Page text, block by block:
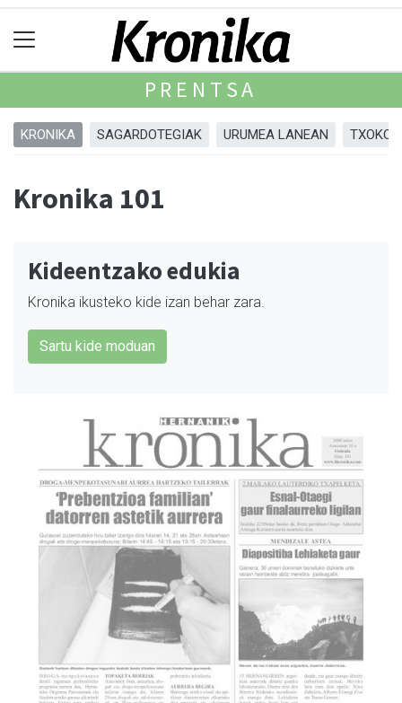
PRENTSA
KRONIKA SAGARDOTEGIAK URUMEA LANEAN
Kronika 101
Kideentzako edukia
Kronika ikusteko kide izan behar zara.
Sartu kide moduan